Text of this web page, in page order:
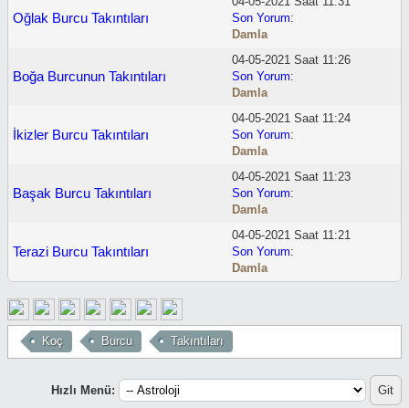
Oğlak Burcu Takıntıları
Son Yorum:
Damla
Boğa Burcunun Takıntıları
04-05-2021 Saat 11:26
Son Yorum:
Damla
İkizler Burcu Takıntıları
04-05-2021 Saat 11:24
Son Yorum:
Damla
Başak Burcu Takıntıları
04-05-2021 Saat 11:23
Son Yorum:
Damla
Terazi Burcu Takıntıları
04-05-2021 Saat 11:21
Son Yorum:
Damla
Koç Burcu Takıntıları
Hızlı Menü: